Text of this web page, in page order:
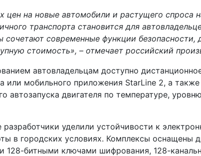
цен на новые автомобили и растущего спроса
транспорта становится для
современные функции безопасности,
стоимость», – отмечает российский
автовладельцам доступно
или мобильного приложения StarLine 2, а
автозапуска двигателя по температуре,
уделили устойчивости к
в городских условиях. Комплексы оснащены
128-битными ключами шифрования, 128-